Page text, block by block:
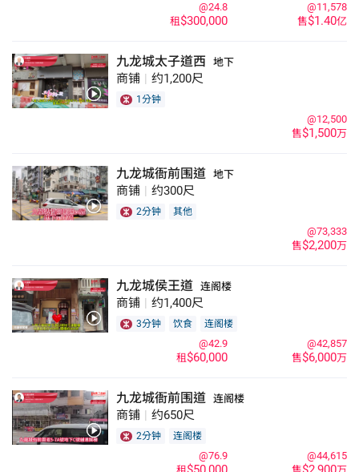
售$1.40亿
@11,578
租$300,000
@24.8
九龙城太子道西 地下
商铺 约1,200尺
1分钟
售$1,500万
@12,500
九龙城衙前围道 地下
商铺 约300尺
2分钟 其他
售$2,200万
@73,333
九龙城侯王道 连阁楼
商铺 约1,400尺
3分钟 饮食 连阁楼
售$6,000万
@42,857
租$60,000
@42.9
九龙城衙前围道 连阁楼
商铺 约650尺
2分钟 连阁楼
@44,615
@76.9